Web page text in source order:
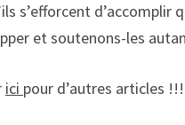
s’efforcent d’accomplir
et soutenons-les
ici pour d’autres articles !!!